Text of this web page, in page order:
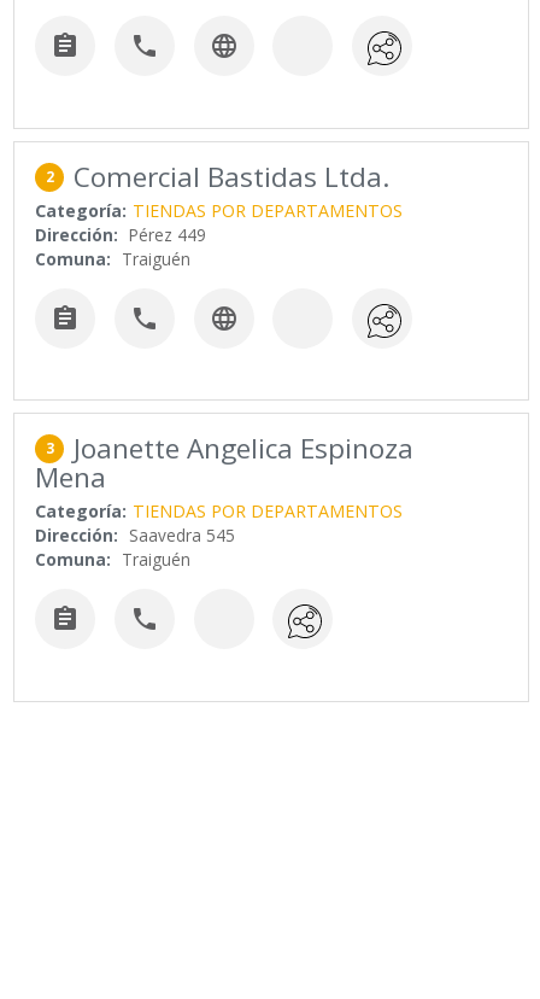
  
2 Comercial Bastidas Ltda.
Categoría: TIENDAS POR DEPARTAMENTOS
Dirección: Pérez 449
Comuna: Traiguén
  
3 Joanette Angelica Espinoza
Mena
Categoría: TIENDAS POR DEPARTAMENTOS
Dirección: Saavedra 545
Comuna: Traiguén
 